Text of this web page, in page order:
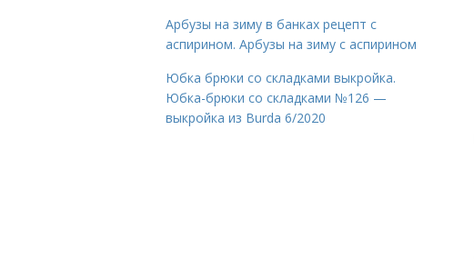
Арбузы на зиму в банках рецепт с
аспирином. Арбузы на зиму с аспирином
Юбка брюки со складками выкройка.
Юбка-брюки со складками №126 —
выкройка из Burda 6/2020